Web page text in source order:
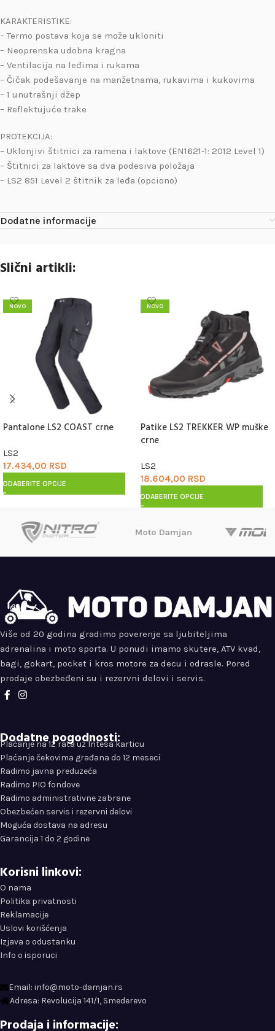
KARAKTERISTIKE:
– Termo postava koja se može ukloniti
– Neoprenska udobna kragna
– Ventilacija na leđima i rukama
– Čičak podešavanje na manžetnama, rukavima i kukovima
– 1 unutrašnji džep
– Reflektujuće trake
PROTEKCIJA:
– Uklonjivi štitnici za ramena i laktove (EN1621-1: 2012 Level 1)
– Štitnici za laktove sa dva podesiva položaja
– LS2 851 Level 2 štitnik za leđa (opciono)
Dodatne informacije
Slični artikli:
NOVO
Pantalone LS2 COAST crne
LS2
17.434,00 RSD
ODABERITE OPCIJE
NOVO
Patike LS2 TREKKER WP muške
crne
LS2
18.604,00 RSD
ODABERITE OPCIJE
Moto Damjan
Više od 20 godina gradimo poverenje sa ljubiteljima
adrenalina i moto sporta. U ponudi imamo skutere, ATV kvad,
bagi, gokart, pocket i kros motore za decu i odrasle. Pored
prodaje obezbeđeni su i rezervni delovi i servis.
Dodatne pogodnosti:
Plaćanje na 12 rata uz Intesa karticu
Plaćanje čekovima građana do 12 meseci
Radimo javna preduzeća
Radimo PIO fondove
Radimo administrativne zabrane
Obezbećen servis i rezervni delovi
Moguća dostava na adresu
Garancija 1 do 2 godine
Korisni linkovi:
O nama
Politika privatnosti
Reklamacije
Uslovi korišćenja
Izjava o odustanku
Info o isporuci
Email: info@moto-damjan.rs
Adresa: Revolucija 141/1, Smederevo
Prodaja i informacije: